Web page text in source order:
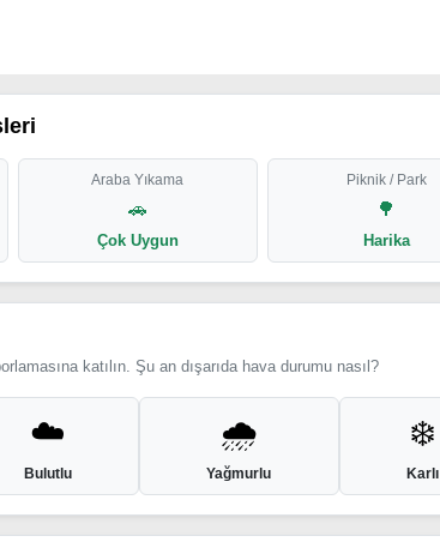
Araba Yıkama
🚗
Çok Uygun
Piknik / Park
🌳
Harika
katılın. Şu an dışarıda hava durumu nasıl?
☁️
Bulutlu
🌧️
Yağmurlu
❄️
Karlı